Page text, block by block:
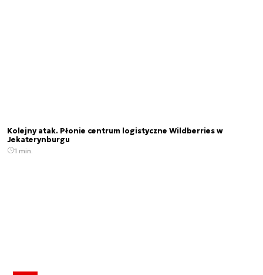
Kolejny atak. Płonie centrum logistyczne Wildberries w
Jekaterynburgu
1 min.